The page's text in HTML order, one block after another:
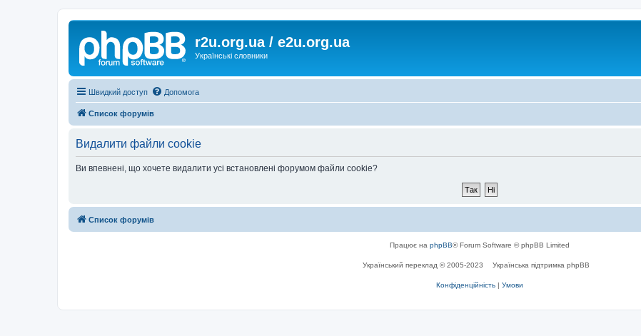
r2u.org.ua / e2u.org.ua
Українські словники
Швидкий доступ Допомога
Список форумів
Видалити файли cookie
Ви впевнені, що хочете видалити усі встановлені форумом файли cookie?
Список форумів
Працює на phpBB® Forum Software © phpBB Limited
Український переклад © 2005-2023 Українська підтримка phpBB
Конфіденційність | Умови